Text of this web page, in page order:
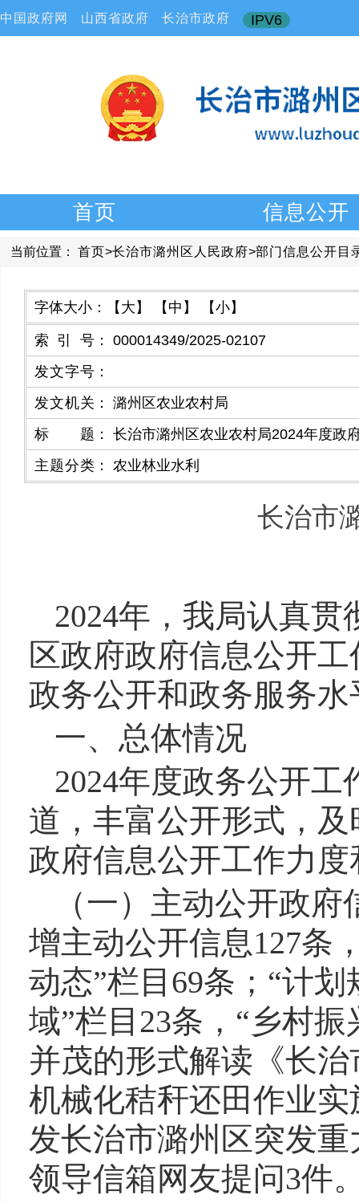
中国政府网 山西省政府 长治市政府 IPV6
首页 信息公开
当前位置： 首页>长治市潞州区人民政府>部门信息公开目
字体大小： 【大】 【中】 【小】
索引号 ：
000014349/2025-02107
发文字号 ：
发文机关 ：
潞州区农业农村局
标题 ：
长治市潞州区农业农村局2024年度政
主题分类 ： 农业林业水利
长治市
2024年，我局认真
区政府政府信息公开
政务公开和政务服务水
一、总体情况
2024年度政务公开
道，丰富公开形式，
政府信息公开工作力
（一）主动公开政
增主动公开信息127条
动态”栏目69条；“计
域”栏目23条，“乡村
并茂的形式解读《长
机械化秸秆还田作业
发长治市潞州区突发
领导信箱网友提问3件